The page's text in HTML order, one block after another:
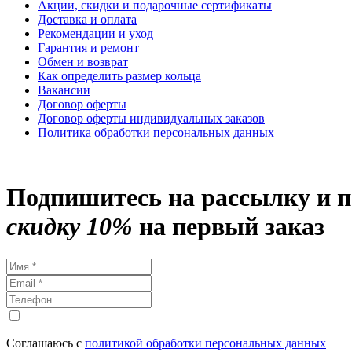
Акции, скидки и подарочные сертификаты
Доставка и оплата
Рекомендации и уход
Гарантия и ремонт
Обмен и возврат
Как определить размер кольца
Вакансии
Договор оферты
Договор оферты индивидуальных заказов
Политика обработки персональных данных
Подпишитесь на рассылку и
скидку 10% на первый заказ
Соглашаюсь с политикой обработки персональных данных